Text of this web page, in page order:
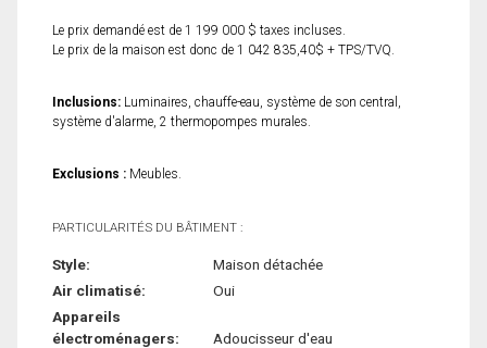
Le prix demandé est de 1 199 000 $ taxes incluses.
Le prix de la maison est donc de 1 042 835,40$ + TPS/TVQ.
Inclusions: Luminaires, chauffe-eau, système de son central,
système d'alarme, 2 thermopompes murales.
Exclusions : Meubles.
PARTICULARITÉS DU BÂTIMENT :
Style:
Maison détachée
Air climatisé:
Oui
Appareils
électroménagers:
Adoucisseur d'eau